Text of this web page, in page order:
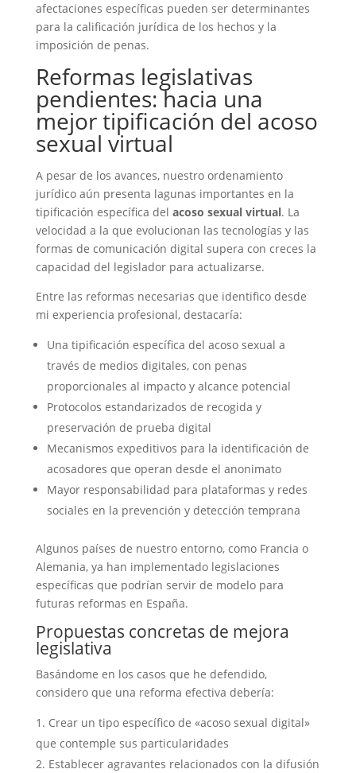
afectaciones específicas pueden ser determinantes
para la calificación jurídica de los hechos y la
imposición de penas.
Reformas legislativas
pendientes: hacia una
mejor tipificación del acoso
sexual virtual
A pesar de los avances, nuestro ordenamiento
jurídico aún presenta lagunas importantes en la
tipificación específica del acoso sexual virtual. La
velocidad a la que evolucionan las tecnologías y las
formas de comunicación digital supera con creces la
capacidad del legislador para actualizarse.
Entre las reformas necesarias que identifico desde
mi experiencia profesional, destacaría:
Una tipificación específica del acoso sexual a
través de medios digitales, con penas
proporcionales al impacto y alcance potencial
Protocolos estandarizados de recogida y
preservación de prueba digital
Mecanismos expeditivos para la identificación de
acosadores que operan desde el anonimato
Mayor responsabilidad para plataformas y redes
sociales en la prevención y detección temprana
Algunos países de nuestro entorno, como Francia o
Alemania, ya han implementado legislaciones
específicas que podrían servir de modelo para
futuras reformas en España.
Propuestas concretas de mejora
legislativa
Basándome en los casos que he defendido,
considero que una reforma efectiva debería:
Crear un tipo específico de «acoso sexual digital»
que contemple sus particularidades
Establecer agravantes relacionados con la difusión